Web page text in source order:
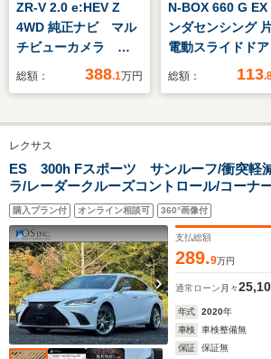
ZR-V 2.0 e:HEV Z
4WD 純正ナビ マル
チビューカメラ
ETC フルセグTV
総額： 388.1万円
N-BOX 660 G EX
ンダセンシング
電動スライドド
正ナビ ETC
総額： 113
レクサス
ES 300h Fスポーツ サンルーフ/衝突軽
ラ/レーダークルーズコントロール/コーナ
ー/HUD/BSM/ハンドルヒーター/シートヒ
ン/パワーシート/シートメモリ/Bluetooth/
購入プラン付 オンライン相談可 360°画像付
支払総額
289.9万円
通常ローン 月々
年式 2020年
車検
車検整備無
保証
保証無